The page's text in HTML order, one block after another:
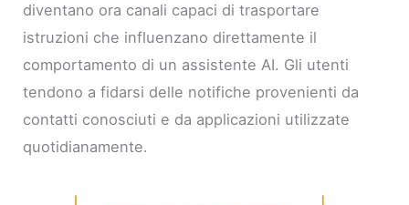
diventano ora canali capaci di trasportare
istruzioni che influenzano direttamente il
comportamento di un assistente AI. Gli utenti
tendono a fidarsi delle notifiche provenienti da
contatti conosciuti e da applicazioni utilizzate
quotidianamente.